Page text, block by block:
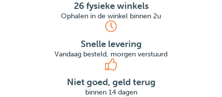
26 fysieke winkels
Ophalen in de winkel binnen 2u
Snelle levering
Vandaag besteld, morgen verstuurd
Niet goed, geld terug
binnen 14 dagen